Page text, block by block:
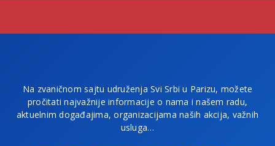
Na zvaničnom sajtu udruženja Svi Srbi u Parizu, možete
pročitati najvažnije informacije o nama i našem radu,
aktuelnim događajima, organizacijama naših akcija, važnih
usluga…